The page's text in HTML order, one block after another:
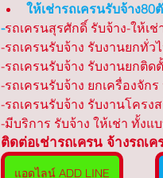
ให้เช่ารถเครนรับจ้าง80
-รถเครนสุรศักดิ์ รับจ้าง-ให้เ
-รถเครนรับจ้าง รับงานยกทั่ว
-รถเครนรับจ้าง รับงานยกติด
-รถเครนรับจ้าง ยกเครื่องจัก
-รถเครนรับจ้าง รับงานโคร
-มีบริการ รับจ้าง ให้เช่า ทั้งแ
ติดต่อเช่ารถเครน จ้างรถเค
แอดไลน์ ADD LINE